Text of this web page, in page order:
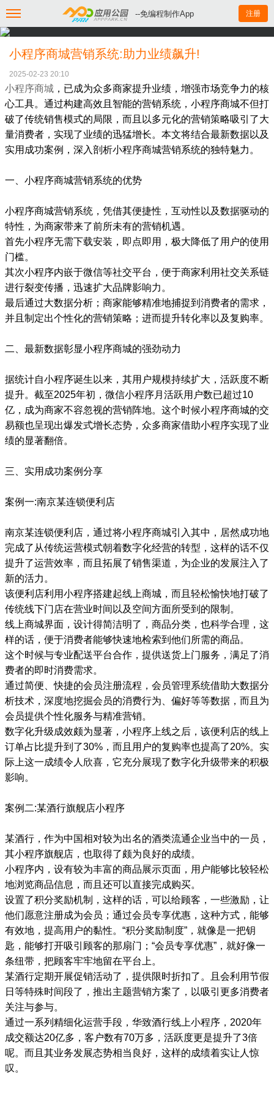
--免编程制作App 注册
小程序商城营销系统:助力业绩飙升!
2025-02-23 20:10
小程序商城 ，已成为众多商家提升业绩，增强市场竞争力的核
心工具。通过构建高效且智能的营销系统，小程序商城不但打
破了传统销售模式的局限，而且以多元化的营销策略吸引了大
量消费者，实现了业绩的迅猛增长。本文将结合最新数据以及
实用成功案例，深入剖析小程序商城营销系统的独特魅力。
一、小程序商城营销系统的优势
小程序商城营销系统，凭借其便捷性，互动性以及数据驱动的
特性，为商家带来了前所未有的营销机遇。
首先小程序无需下载安装，即点即用，极大降低了用户的使用
门槛。
其次小程序内嵌于微信等社交平台，便于商家利用社交关系链
进行裂变传播，迅速扩大品牌影响力。
最后通过大数据分析；商家能够精准地捕捉到消费者的需求，
并且制定出个性化的营销策略；进而提升转化率以及复购率。
二、最新数据彰显小程序商城的强劲动力
据统计自小程序诞生以来，其用户规模持续扩大，活跃度不断
提升。截至2025年初，微信小程序月活跃用户数已超过10
亿，成为商家不容忽视的营销阵地。这个时候小程序商城的交
易额也呈现出爆发式增长态势，众多商家借助小程序实现了业
绩的显著翻倍。
三、实用成功案例分享
案例一:南京某连锁便利店
南京某连锁便利店，通过将小程序商城引入其中，居然成功地
完成了从传统运营模式朝着数字化经营的转型，这样的话不仅
提升了运营效率，而且拓展了销售渠道，为企业的发展注入了
新的活力。
该便利店利用小程序搭建起线上商城，而且轻松愉快地打破了
传统线下门店在营业时间以及空间方面所受到的限制。
线上商城界面，设计得简洁明了，商品分类，也科学合理，这
样的话，便于消费者能够快速地检索到他们所需的商品。
这个时候与专业配送平台合作，提供送货上门服务，满足了消
费者的即时消费需求。
通过简便、快捷的会员注册流程，会员管理系统借助大数据分
析技术，深度地挖掘会员的消费行为、偏好等等数据，而且为
会员提供个性化服务与精准营销。
数字化升级成效颇为显著，小程序上线之后，该便利店的线上
订单占比提升到了30%，而且用户的复购率也提高了20%。实
际上这一成绩令人欣喜，它充分展现了数字化升级带来的积极
影响。
案例二:某酒行旗舰店小程序
某酒行，作为中国相对较为出名的酒类流通企业当中的一员，
其小程序旗舰店，也取得了颇为良好的成绩。
小程序内，设有较为丰富的商品展示页面，用户能够比较轻松
地浏览商品信息，而且还可以直接完成购买。
设置了积分奖励机制，这样的话，可以给顾客，一些激励，让
他们愿意注册成为会员；通过会员专享优惠，这种方式，能够
有效地，提高用户的黏性。“积分奖励制度”，就像是一把钥
匙，能够打开吸引顾客的那扇门；“会员专享优惠”，就好像一
条纽带，把顾客牢牢地留在平台上。
某酒行定期开展促销活动了，提供限时折扣了。且会利用节假
日等特殊时间段了，推出主题营销方案了，以吸引更多消费者
关注与参与。
通过一系列精细化运营手段，华致酒行线上小程序，2020年
成交额达20亿多，客户数有70万多，活跃度更是提升了3倍
呢。而且其业务发展态势相当良好，这样的成绩着实让人惊
叹。